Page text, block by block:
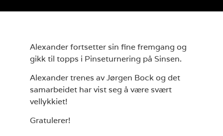
Alexander fortsetter sin fine fremgang og
gikk til topps i Pinseturnering på Sinsen.
Alexander trenes av Jørgen Bock og det
samarbeidet har vist seg å være svært
vellykkiet!
Gratulerer!